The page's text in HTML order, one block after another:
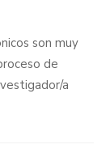
son muy
de
a